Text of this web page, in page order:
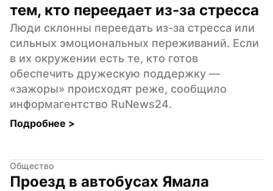
тем, кто переедает из-за стресса
Люди склонны переедать из-за стресса или
сильных эмоциональных переживаний. Если
в их окружении есть те, кто готов
обеспечить дружескую поддержку —
«зажоры» происходят реже, сообщило
информагентство RuNews24.
Подробнее >
Общество
Проезд в автобусах Ямала